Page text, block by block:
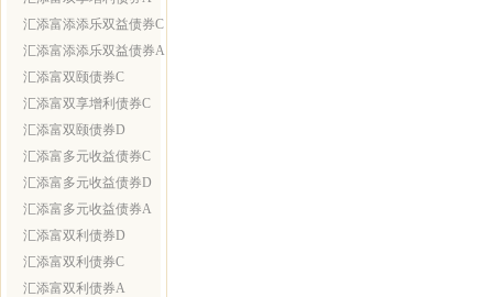
汇添富添添乐双益债券C
汇添富添添乐双益债券A
汇添富双颐债券C
汇添富双享增利债券C
汇添富双颐债券D
汇添富多元收益债券C
汇添富多元收益债券D
汇添富多元收益债券A
汇添富双利债券D
汇添富双利债券C
汇添富双利债券A